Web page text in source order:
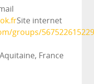
Site internet
groups/
France